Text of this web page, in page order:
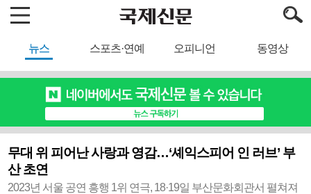
뉴스 스포츠·연예 오피니언 동영상
무대 위 피어난 사랑과 영감…‘셰익스피어 인 러브’ 부
산 초연
2023년 서울 공연 흥행 1위 연극, 18·19일 부산문화회관서 펼쳐져